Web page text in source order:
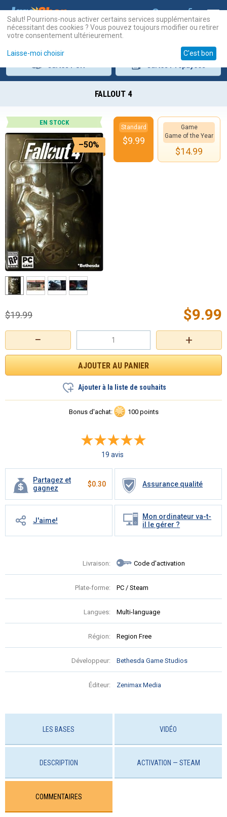
FALLOUT 4
EN STOCK
–50%
+
−
$9.99
$19.99
Ajouter à la liste de souhaits
Bonus d'achat: 100 points
19 avis
Partagez et
gagnez
$0.30 Assurance qualité
J'aime!
Mon ordinateur va-t-
il le gérer ?
Livraison: Code d'activation
Plate-forme: PC / Steam
Langues: Multi-language
Région: Region Free
Développeur: Bethesda Game Studios
Éditeur: Zenimax Media
Standard
$9.99
Game
Game of the Year
$14.99
LES BASES VIDÉO
DESCRIPTION ACTIVATION — STEAM
COMMENTAIRES
Salut! Pourrions-nous activer certains services supplémentaires
nécessitant des cookies ? Vous pouvez toujours modifier ou retirer
votre consentement ultérieurement.
Laisse-moi choisir C'est bon